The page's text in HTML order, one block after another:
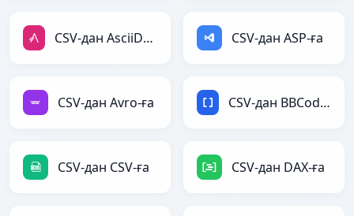
CSV-дан AsciiDoc-ға CSV-дан ASP-ға
CSV-дан Avro-ға CSV-дан BBCode-ға
CSV-дан CSV-ға CSV-дан DAX-ға